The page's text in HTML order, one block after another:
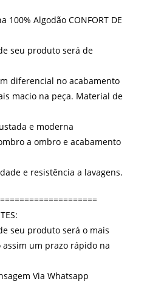
100% Algodão CONFORT DE
seu produto será de
diferencial no acabamento
macio na peça. Material de
e moderna
a ombro e acabamento
e resistência a lavagens.
seu produto será o mais
um prazo rápido na
Via Whatsapp